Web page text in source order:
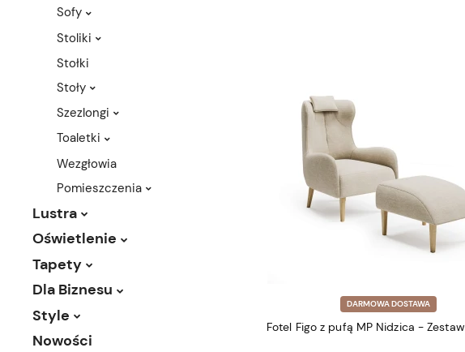
Sofy
Stoliki
Stołki
Stoły
Szezlongi
Toaletki
Wezgłowia
Pomieszczenia
Lustra
Oświetlenie
Tapety
Dla Biznesu
Style
Nowości
DARMOWA DOSTAWA
Fotel Figo z pufą MP Nidzica - Zestaw